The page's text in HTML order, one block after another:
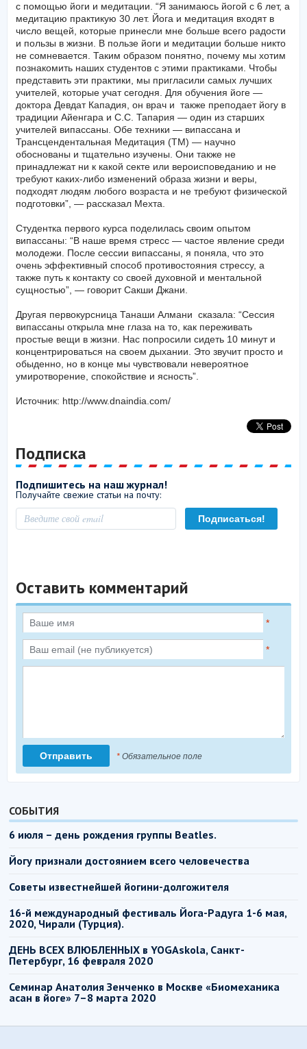
с помощью йоги и медитации. “Я занимаюсь йогой с 6 лет, а
медитацию практикую 30 лет. Йога и медитация входят в
число вещей, которые принесли мне больше всего радости
и пользы в жизни. В пользе йоги и медитации больше никто
не сомневается. Таким образом понятно, почему мы хотим
познакомить наших студентов с этими практиками. Чтобы
представить эти практики, мы пригласили самых лучших
учителей, которые учат сегодня. Для обучения йоге —
доктора Девдат Кападия, он врач и также преподает йогу в
традиции Айенгара и С.С. Тапария — один из старших
учителей випассаны. Обе техники — випассана и
Трансцендентальная Медитация (ТМ) — научно
обоснованы и тщательно изучены. Они также не
принадлежат ни к какой секте или вероисповеданию и не
требуют каких-либо изменений образа жизни и веры,
подходят людям любого возраста и не требуют физической
подготовки”, — рассказал Мехта.
Студентка первого курса поделилась своим опытом
випассаны: “В наше время стресс — частое явление среди
молодежи. После сессии випассаны, я поняла, что это
очень эффективный способ противостояния стрессу, а
также путь к контакту со своей духовной и ментальной
сущностью”, — говорит Сакши Джани.
Другая первокурсница Танаши Алмани сказала: “Сессия
випассаны открыла мне глаза на то, как переживать
простые вещи в жизни. Нас попросили сидеть 10 минут и
концентрироваться на своем дыхании. Это звучит просто и
обыденно, но в конце мы чувствовали невероятное
умиротворение, спокойствие и ясность”.
Источник: http://www.dnaindia.com/
Подписка
Подпишитесь на наш журнал!
Получайте свежие статьи на почту:
Оставить комментарий
*
*
* Обязательное поле
СОБЫТИЯ
6 июля – день рождения группы Beatles.
Йогу признали достоянием всего человечества
Советы известнейшей йогини-долгожителя
16-й международный фестиваль Йога-Радуга 1-6 мая,
2020, Чирали (Турция).
ДЕНЬ ВСЕХ ВЛЮБЛЕННЫХ в YOGAskola, Санкт-
Петербург, 16 февраля 2020
Семинар Анатолия Зенченко в Москве «Биомеханика
асан в йоге» 7–8 марта 2020